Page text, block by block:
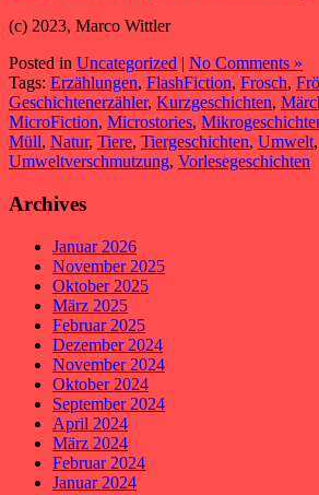
(c) 2023, Marco Wittler
Posted in Uncategorized | No Comments »
Tags: Erzählungen, FlashFiction, Frosch,
Geschichtenerzähler, Kurzgeschichten,
MicroFiction, Microstories,
Müll, Natur, Tiere, Tiergeschichten, Umwelt,
Umweltverschmutzung, Vorlesegeschichten
Archives
Januar 2026
November 2025
Oktober 2025
März 2025
Februar 2025
Dezember 2024
November 2024
Oktober 2024
September 2024
April 2024
März 2024
Februar 2024
Januar 2024